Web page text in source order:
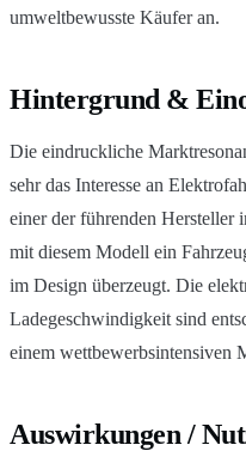
umweltbewusste Käufer an.
Hintergrund &
Die eindruckliche
sehr das Interesse an
einer der führenden Hersteller
mit diesem Modell ein
im Design überzeugt. Die
Ladegeschwindigkeit sind
einem wettbewerbsintensiven
Auswirkungen /